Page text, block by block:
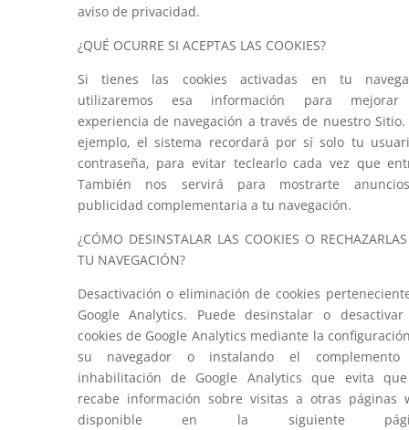
aviso de privacidad.
¿QUÉ OCURRE SI ACEPTAS LAS COOKIES?
Si tienes las cookies activadas en tu
utilizaremos esa información para
experiencia de navegación a través de nuestro Sitio.
ejemplo, el sistema recordará por sí solo tu
contraseña, para evitar teclearlo cada vez que
También nos servirá para mostrarte
publicidad complementaria a tu navegación.
¿CÓMO DESINSTALAR LAS COOKIES O
TU NAVEGACIÓN?
Desactivación o eliminación de cookies
Google Analytics. Puede desinstalar o
cookies de Google Analytics mediante la
su navegador o instalando el
inhabilitación de Google Analytics que evita
recabe información sobre visitas a otras páginas
disponible en la siguiente